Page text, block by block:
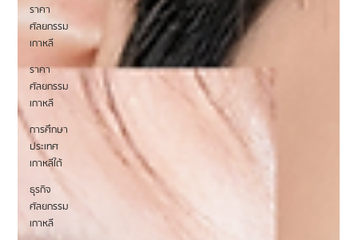
ราคา
ศัลยกรรม
เกาหลี
ราคา
ศัลยกรรม
เกาหลี
การศึกษา
ประเทศ
เกาหลีใต้
ธุรกิจ
ศัลยกรรม
เกาหลี